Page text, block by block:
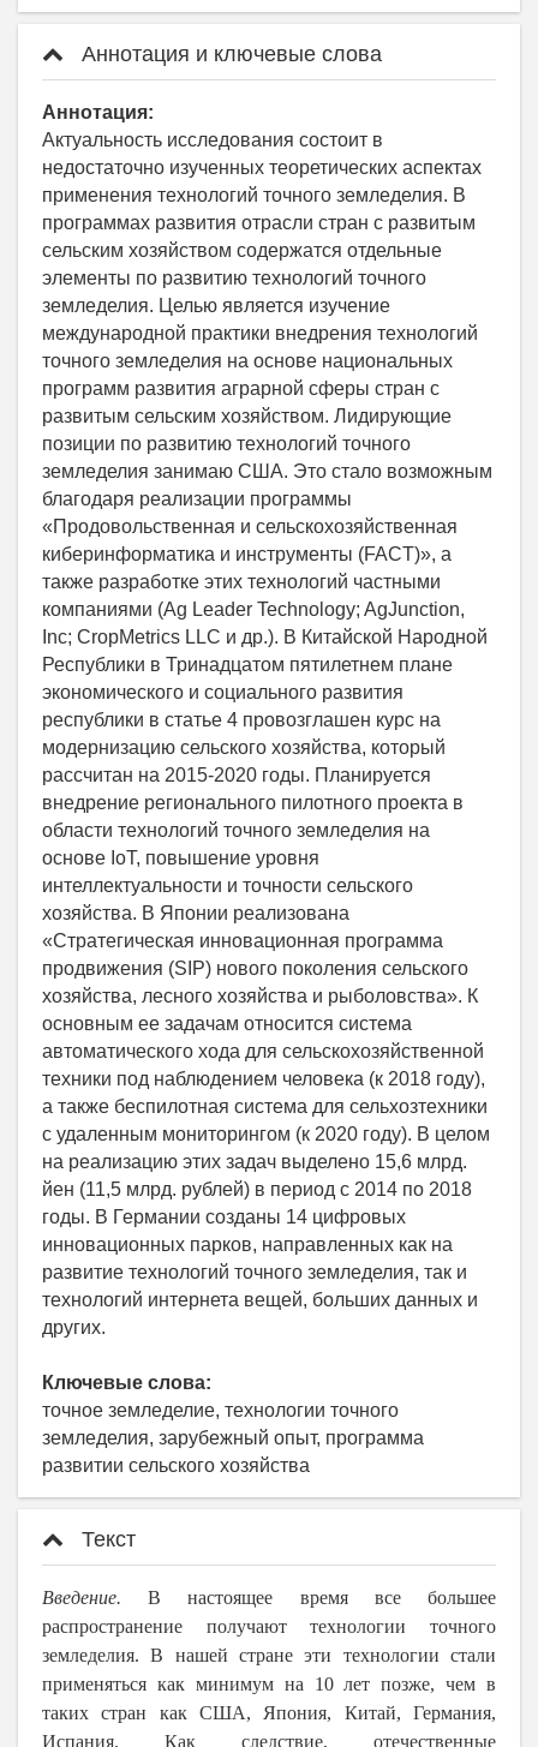
Аннотация и ключевые слова
Аннотация:
Актуальность исследования состоит в
недостаточно изученных теоретических аспектах
применения технологий точного земледелия. В
программах развития отрасли стран с развитым
сельским хозяйством содержатся отдельные
элементы по развитию технологий точного
земледелия. Целью является изучение
международной практики внедрения технологий
точного земледелия на основе национальных
программ развития аграрной сферы стран с
развитым сельским хозяйством. Лидирующие
позиции по развитию технологий точного
земледелия занимаю США. Это стало возможным
благодаря реализации программы
«Продовольственная и сельскохозяйственная
киберинформатика и инструменты (FACT)», а
также разработке этих технологий частными
компаниями (Ag Leader Technology; AgJunction,
Inc; CropMetrics LLC и др.). В Китайской Народной
Республики в Тринадцатом пятилетнем плане
экономического и социального развития
республики в статье 4 провозглашен курс на
модернизацию сельского хозяйства, который
рассчитан на 2015-2020 годы. Планируется
внедрение регионального пилотного проекта в
области технологий точного земледелия на
основе IoT, повышение уровня
интеллектуальности и точности сельского
хозяйства. В Японии реализована
«Стратегическая инновационная программа
продвижения (SIP) нового поколения сельского
хозяйства, лесного хозяйства и рыболовства». К
основным ее задачам относится система
автоматического хода для сельскохозяйственной
техники под наблюдением человека (к 2018 году),
а также беспилотная система для сельхозтехники
с удаленным мониторингом (к 2020 году). В целом
на реализацию этих задач выделено 15,6 млрд.
йен (11,5 млрд. рублей) в период с 2014 по 2018
годы. В Германии созданы 14 цифровых
инновационных парков, направленных как на
развитие технологий точного земледелия, так и
технологий интернета вещей, больших данных и
других.
Ключевые слова:
точное земледелие, технологии точного
земледелия, зарубежный опыт, программа
развитии сельского хозяйства
Текст
Введение. В настоящее время все большее
распространение получают технологии точного
земледелия. В нашей стране эти технологии стали
применяться как минимум на 10 лет позже, чем в
таких стран как США, Япония, Китай, Германия,
Испания. Как следствие, отечественные